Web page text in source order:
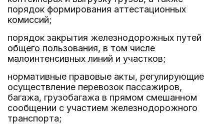
порядок формирования аттестационных
комиссий;
порядок закрытия железнодорожных путей
общего пользования, в том числе
малоинтенсивных линий и участков;
нормативные правовые акты, регулирующие
осуществление перевозок пассажиров,
багажа, грузобагажа в прямом смешанном
сообщении с участием железнодорожного
транспорта;